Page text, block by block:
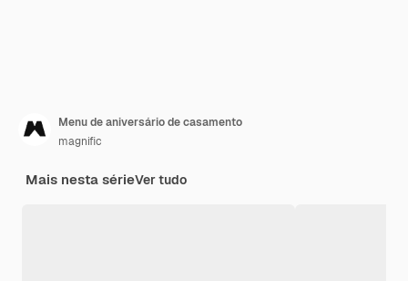
Menu de aniversário de casamento
magnific
Mais nesta sérieVer tudo